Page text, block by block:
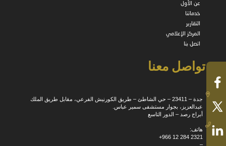
عن الأول
خدماتنا
التقارير
المركز الإعلامي
اتصل بنا
تواصل معنا
جدة – 23411 – حي الشاطئ – طريق الكورنيش الفرعي، مقابل طريق الملك
عبدالعزيز، بجوار مستشفى سمير عباس.
أبراج رصد – الدور التاسع
هاتف:
+966 12 284 2321
–